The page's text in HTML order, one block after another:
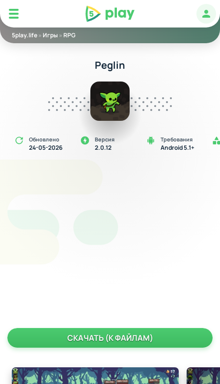
5play
5play.life» Игры » RPG
Peglin
Обновлено
24-05-2026
Версия
2.0.12
Требования
Android 5.1+
СКАЧАТЬ (К ФАЙЛАМ)